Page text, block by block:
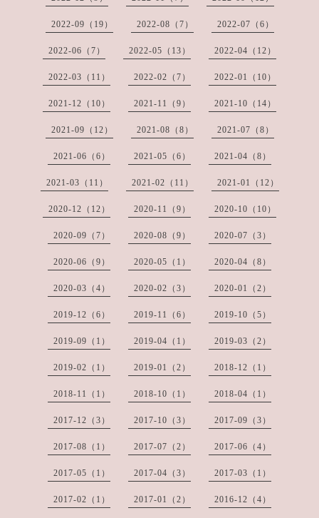
2022-09（19） 2022-08（7） 2022-07（6）
2022-06（7） 2022-05（13） 2022-04（12）
2022-03（11） 2022-02（7） 2022-01（10）
2021-12（10） 2021-11（9） 2021-10（14）
2021-09（12） 2021-08（8） 2021-07（8）
2021-06（6） 2021-05（6） 2021-04（8）
2021-03（11） 2021-02（11） 2021-01（12）
2020-12（12） 2020-11（9） 2020-10（10）
2020-09（7） 2020-08（9） 2020-07（3）
2020-06（9） 2020-05（1） 2020-04（8）
2020-03（4） 2020-02（3） 2020-01（2）
2019-12（6） 2019-11（6） 2019-10（5）
2019-09（1） 2019-04（1） 2019-03（2）
2019-02（1） 2019-01（2） 2018-12（1）
2018-11（1） 2018-10（1） 2018-04（1）
2017-12（3） 2017-10（3） 2017-09（3）
2017-08（1） 2017-07（2） 2017-06（4）
2017-05（1） 2017-04（3） 2017-03（1）
2017-02（1） 2017-01（2） 2016-12（4）